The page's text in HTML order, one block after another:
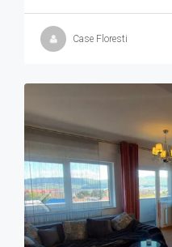
Case Floresti